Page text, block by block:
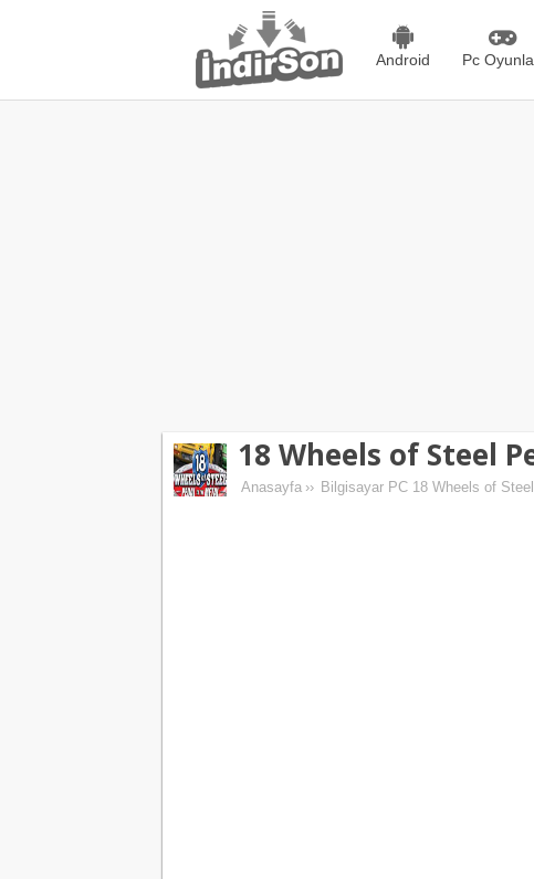
Android Pc
18 Wheels of Steel
Anasayfa ›› Bilgisayar PC 18 Wheels of Steel